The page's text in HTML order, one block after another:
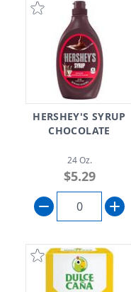
HERSHEY'S SYRUP
CHOCOLATE
24 Oz.
$5.29